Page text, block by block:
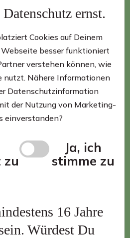
gruppe.de
gemäß § 18 Abs. 2
ernst.
Cookies auf Deinem
besser funktioniert
verstehen können, wie
nutzt. Nähere Informationen
Datenschutzinformation
der Nutzung von Marketing-
einverstanden?
zu
Ja, ich
stimme zu
16 Jahre
Würdest Du